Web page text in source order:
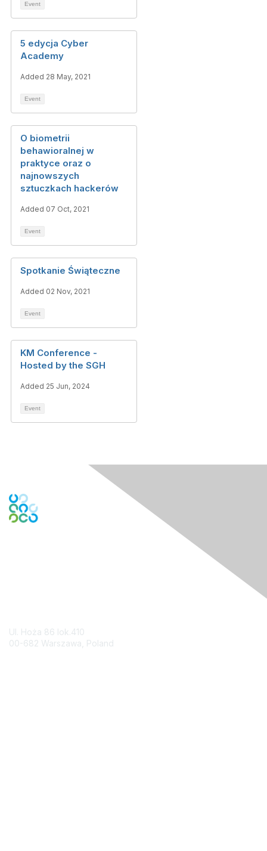
Event
5 edycja Cyber
Academy
Added 28 May, 2021
Event
O biometrii
behawioralnej w
praktyce oraz o
najnowszych
sztuczkach hackerów
Added 07 Oct, 2021
Event
Spotkanie Świąteczne
Added 02 Nov, 2021
Event
KM Conference -
Hosted by the SGH
Added 25 Jun, 2024
Event
Ul. Hoża 86 lok.410
00-682 Warszawa, Poland